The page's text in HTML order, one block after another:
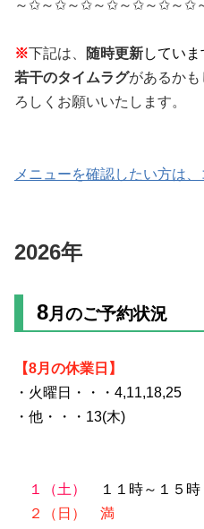
～✩～✩～✩～✩～✩～✩～✩
※下記は、 随時更新していま
若干のタイムラグがあるかも
ろしくお願いいたします。
メニューを確認したい方は、
2026年
8月のご予約状況
【8月の休業日】
・火曜日・・・4,11,18,25
・他・・・ 13(木)
１（土）
１１時～１５時
２（日）
満